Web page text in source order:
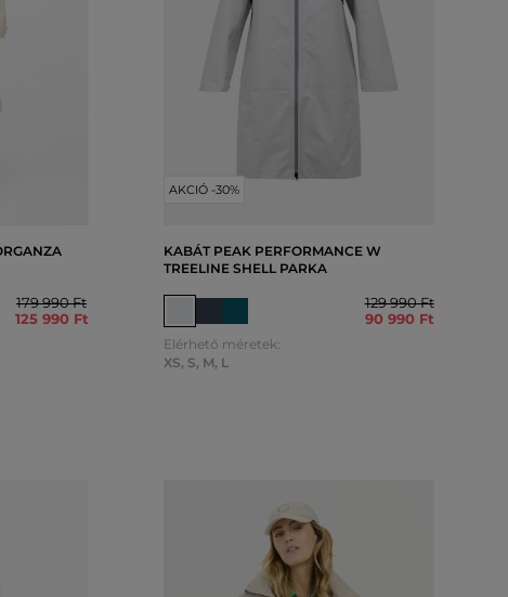
179 990 Ft
125 990 Ft
AKCIÓ -30%
KABÁT PEAK PERFORMANCE W
TREELINE SHELL PARKA
129 990 Ft
90 990 Ft
Elérhető méretek:
XS, S, M, L